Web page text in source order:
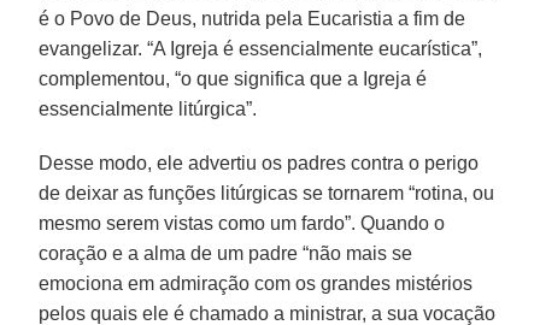
é o Povo de Deus, nutrida pela Eucaristia a fim de
evangelizar. “A Igreja é essencialmente eucarística”,
complementou, “o que significa que a Igreja é
essencialmente litúrgica”.
Desse modo, ele advertiu os padres contra o perigo
de deixar as funções litúrgicas se tornarem “rotina, ou
mesmo serem vistas como um fardo”. Quando o
coração e a alma de um padre “não mais se
emociona em admiração com os grandes mistérios
pelos quais ele é chamado a ministrar, a sua vocação